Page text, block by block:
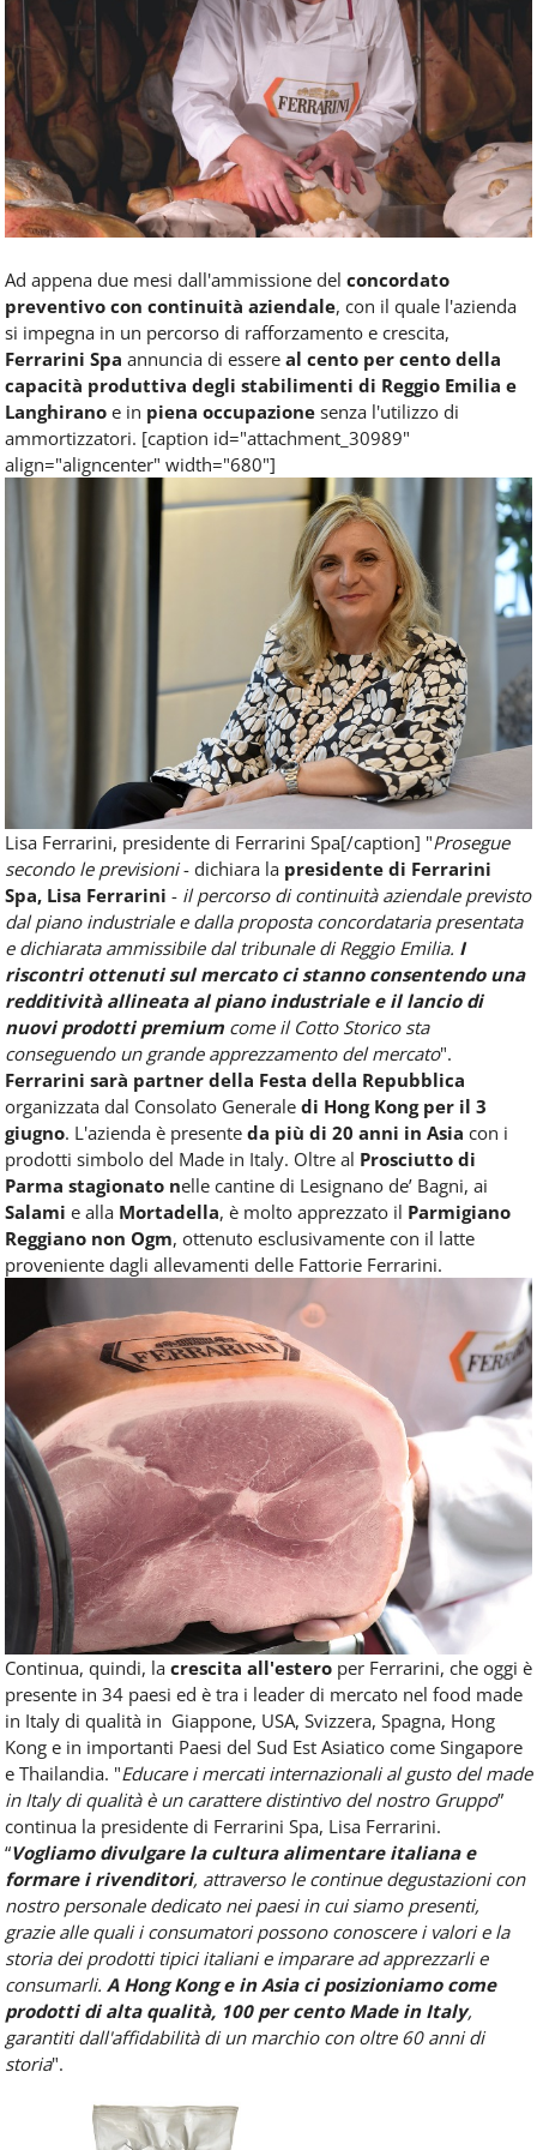
Service
e
tutte
le
novità
del
comparto
Horeca.
Ad appena due mesi dall'ammissione del concordato
preventivo con continuità aziendale, con il quale l'azienda
si impegna in un percorso di rafforzamento e crescita,
Ferrarini Spa annuncia di essere al cento per cento della
capacità produttiva degli stabilimenti di Reggio Emilia e
Langhirano e in piena occupazione senza l'utilizzo di
ammortizzatori. [caption id="attachment_30989"
align="aligncenter" width="680"]
Lisa Ferrarini, presidente di Ferrarini Spa[/caption] "Prosegue
secondo le previsioni- dichiara la presidente di Ferrarini
Spa, Lisa Ferrarini - il percorso di continuità aziendale previsto
dal piano industriale e dalla proposta concordataria presentata
e dichiarata ammissibile dal tribunale di Reggio Emilia. I
riscontri ottenuti sul mercato ci stanno consentendo una
redditività allineata al piano industriale e il lancio di
nuovi prodotti premium come il Cotto Storico sta
conseguendo un grande apprezzamento del mercato".
Ferrarini sarà partner della Festa della Repubblica
organizzata dal Consolato Generale di Hong Kong per il 3
giugno. L'azienda è presente da più di 20 anni in Asia con i
prodotti simbolo del Made in Italy. Oltre al Prosciutto di
Parma stagionato nelle cantine di Lesignano de’ Bagni, ai
Salami e alla Mortadella, è molto apprezzato il Parmigiano
Reggiano non Ogm, ottenuto esclusivamente con il latte
proveniente dagli allevamenti delle Fattorie Ferrarini.
Continua, quindi, la crescita all'estero per Ferrarini, che oggi è
presente in 34 paesi ed è tra i leader di mercato nel food made
in Italy di qualità in Giappone, USA, Svizzera, Spagna, Hong
Kong e in importanti Paesi del Sud Est Asiatico come Singapore
e Thailandia. "Educare i mercati internazionali al gusto del made
in Italy di qualità è un carattere distintivo del nostro Gruppo”
continua la presidente di Ferrarini Spa, Lisa Ferrarini.
“Vogliamo divulgare la cultura alimentare italiana e
formare i rivenditori, attraverso le continue degustazioni con
nostro personale dedicato nei paesi in cui siamo presenti,
grazie alle quali i consumatori possono conoscere i valori e la
storia dei prodotti tipici italiani e imparare ad apprezzarli e
consumarli. A Hong Kong e in Asia ci posizioniamo come
prodotti di alta qualità, 100 per cento Made in Italy,
garantiti dall'affidabilità di un marchio con oltre 60 anni di
storia".